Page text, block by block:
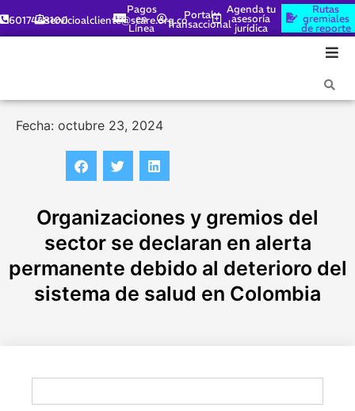
6017448100servicioalcliente@scare.org.co
Pagos
en
Línea
Portal
Transaccional
Agenda tu
asesoría
jurídica
Rutas
gremiales
de reporte
Fecha: octubre 23, 2024
Organizaciones y gremios del
sector se declaran en alerta
permanente debido al deterioro del
sistema de salud en Colombia